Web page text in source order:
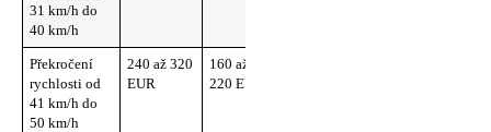
31 km/h do
40 km/h
Překročení
rychlosti od
41 km/h do
50 km/h
240 až 320
EUR
160 až
220 EUR